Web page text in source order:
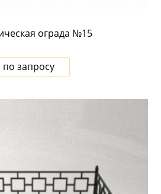
ограда №15
по запросу